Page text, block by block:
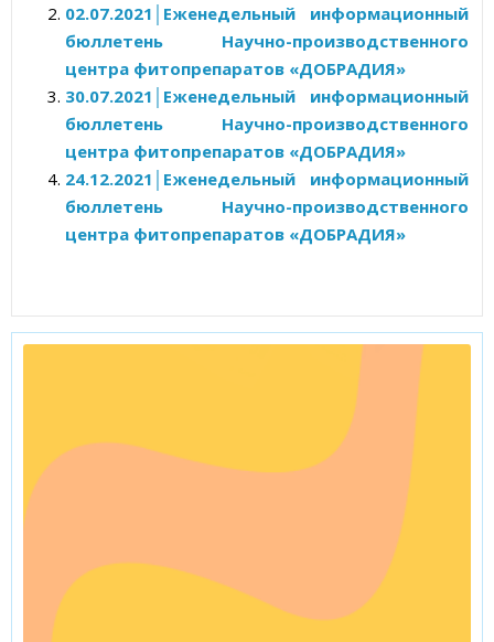
02.07.2021│Еженедельный информационный
бюллетень Научно-производственного
центра фитопрепаратов «ДОБРАДИЯ»
30.07.2021│Еженедельный информационный
бюллетень Научно-производственного
центра фитопрепаратов «ДОБРАДИЯ»
24.12.2021│Еженедельный информационный
бюллетень Научно-производственного
центра фитопрепаратов «ДОБРАДИЯ»